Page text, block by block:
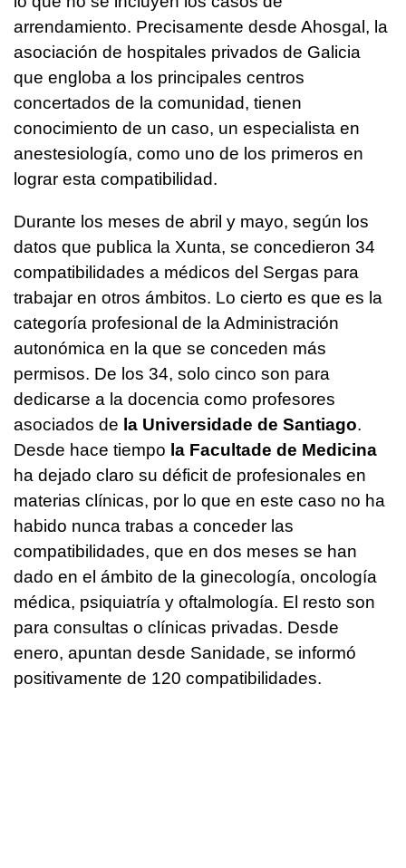
arrendamiento. Precisamente desde Ahosgal, la
asociación de hospitales privados de Galicia
que engloba a los principales centros
concertados de la comunidad, tienen
conocimiento de un caso, un especialista en
anestesiología, como uno de los primeros en
lograr esta compatibilidad.
Durante los meses de abril y mayo, según los
datos que publica la Xunta, se concedieron 34
compatibilidades a médicos del Sergas para
trabajar en otros ámbitos. Lo cierto es que es la
categoría profesional de la Administración
autonómica en la que se conceden más
permisos. De los 34, solo cinco son para
dedicarse a la docencia como profesores
asociados de la Universidade de Santiago.
Desde hace tiempo la Facultade de Medicina
ha dejado claro su déficit de profesionales en
materias clínicas, por lo que en este caso no ha
habido nunca trabas a conceder las
compatibilidades, que en dos meses se han
dado en el ámbito de la ginecología, oncología
médica, psiquiatría y oftalmología. El resto son
para consultas o clínicas privadas. Desde
enero, apuntan desde Sanidade, se informó
positivamente de 120 compatibilidades.